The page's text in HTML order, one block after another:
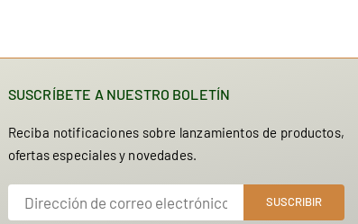
SUSCRÍBETE A NUESTRO BOLETÍN
Reciba notificaciones sobre lanzamientos de productos,
ofertas especiales y novedades.
SUSCRIBIR